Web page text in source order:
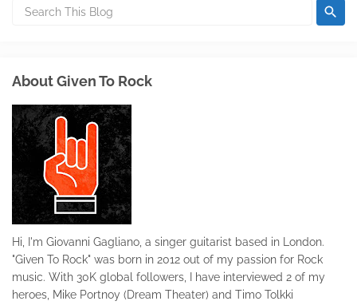
About Given To Rock
Hi, I'm Giovanni Gagliano, a singer guitarist based in London.
"Given To Rock" was born in 2012 out of my passion for Rock
music. With 30K global followers, I have interviewed 2 of my
heroes, Mike Portnoy (Dream Theater) and Timo Tolkki